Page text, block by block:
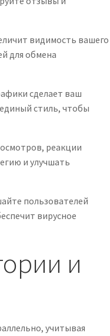
видимость вашего
для обмена
сделает ваш
стиль, чтобы
реакции
и улучшать
пользователей
вирусное
и
учитывая